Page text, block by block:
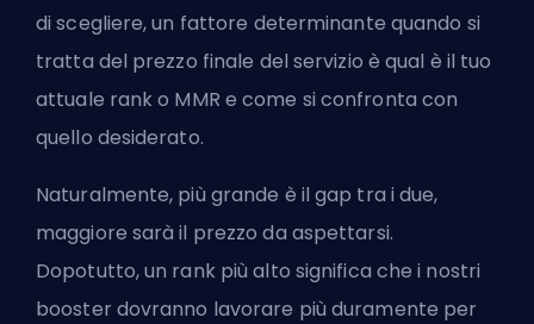
di scegliere, un fattore determinante quando si
tratta del prezzo finale del servizio è qual è il tuo
attuale rank o MMR e come si confronta con
quello desiderato.
Naturalmente, più grande è il gap tra i due,
maggiore sarà il prezzo da aspettarsi.
Dopotutto, un rank più alto significa che i nostri
booster dovranno lavorare più duramente per